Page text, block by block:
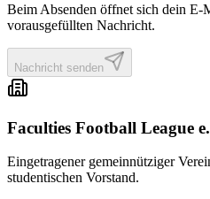
Beim Absenden öffnet sich dein E-
vorausgefüllten Nachricht.
Nachricht senden
Faculties Football League
Eingetragener gemeinnütziger
studentischen Vorstand.